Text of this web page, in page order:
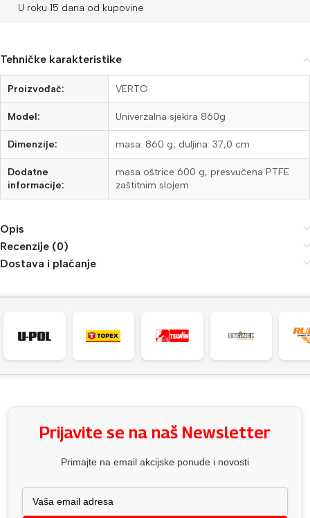
U roku 15 dana od kupovine
Tehničke karakteristike
Proizvođač: VERTO
Model: Univerzalna sjekira 860g
Dimenzije: masa: 860 g; duljina: 37,0 cm
Dodatne
informacije:
masa oštrice 600 g, presvučena PTFE
zaštitnim slojem
Opis
Recenzije (0)
Dostava i plaćanje
Prijavite se na naš Newsletter
Primajte na email akcijske ponude i novosti